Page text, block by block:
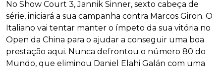
No Show Court 3, Jannik Sinner, sexto cabeça de
série, iniciará a sua campanha contra Marcos Giron. O
Italiano vai tentar manter o ímpeto da sua vitória no
Open da China para o ajudar a conseguir uma boa
prestação aqui. Nunca defrontou o número 80 do
Mundo, que eliminou Daniel Elahi Galán com uma